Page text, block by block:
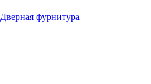
Дверная фурнитура